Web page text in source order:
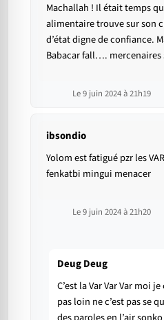
Machallah ! Il était temps
alimentaire trouve sur son
d’état digne de confiance.
Babacar fall….
Le 9 juin 2024 à 21h19
ibsondio
Yolom est fatigué pzr les
fenkatbi mingui menacer
Le 9 juin 2024 à 21h20
Deug Deug
C’est la Var Var Var moi
pas loin ne c’est pas se